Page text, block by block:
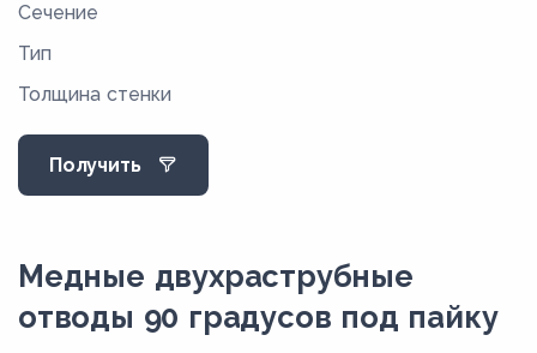
18
22
25
27,4
Сечение
Тип
Толщина стенки
Получить
Медные двухраструбные
отводы 90 градусов под пайку